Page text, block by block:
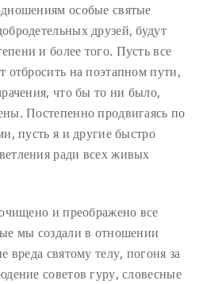
особые святые
друзей, будут
и более того. Пусть все
отбросить на поэтапном пути,
что бы то ни было,
Постепенно продвигаясь по
пусть я и другие быстро
ради всех живых
и преображено все
мы создали в отношении
вреда святому телу, погоня за
советов гуру, словесные